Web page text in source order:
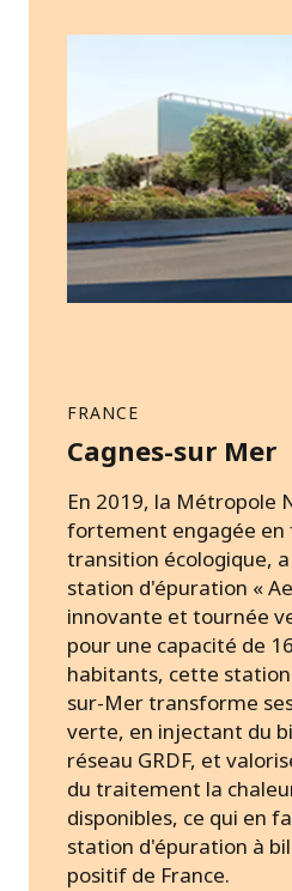
FRANCE
Cagnes-sur Mer
En 2019, la Métropole
fortement engagée en
transition écologique,
station d'épuration «
innovante et tournée
pour une capacité de
habitants, cette
sur-Mer transforme
verte, en injectant du
réseau GRDF, et
du traitement la
disponibles, ce qui en
station d'épuration à
positif de France.